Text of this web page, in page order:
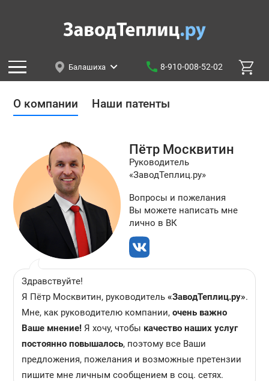
Балашиха 8-910-008-52-02
О компании Наши патенты
ПётрМосквитин
Руководитель
«ЗаводТеплиц.ру»
Вопросы и пожелания
Вы можете написать мне
лично в ВК
Здравствуйте!
Я Пётр Москвитин, руководитель «ЗаводТеплиц.ру».
Мне, как руководителю компании, очень важно
Ваше мнение! Я хочу, чтобы качество наших услуг
постоянно повышалось, поэтому все Ваши
предложения, пожелания и возможные претензии
пишите мне личным сообщением в соц. сетях.